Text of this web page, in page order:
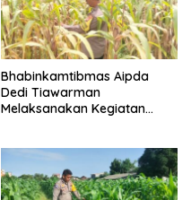
Bhabinkamtibmas Aipda
Dedi Tiawarman
Melaksanakan Kegiatan